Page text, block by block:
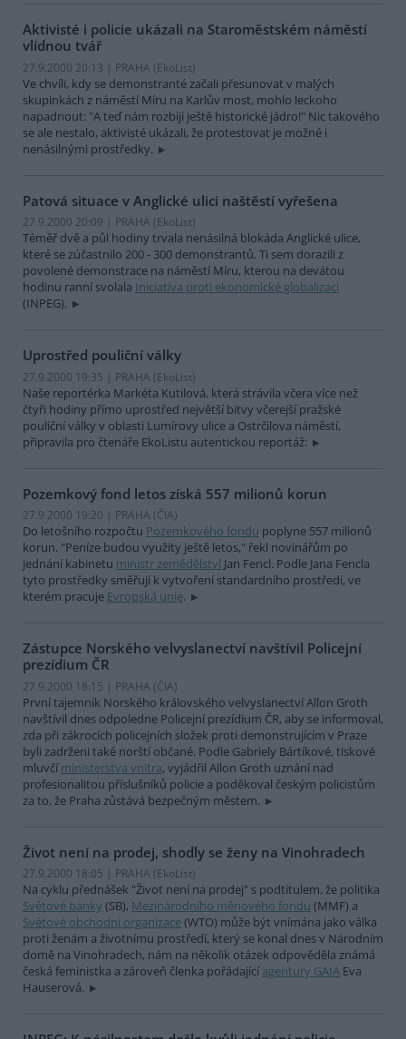
Aktivisté i policie ukázali na Staroměstském náměstí
vlídnou tvář
27.9.2000 20:13 | PRAHA (EkoList)
Ve chvíli, kdy se demonstranté začali přesunovat v malých
skupinkách z náměstí Míru na Karlův most, mohlo leckoho
napadnout: "A teď nám rozbijí ještě historické jádro!" Nic takového
se ale nestalo, aktivisté ukázali, že protestovat je možné i
nenásilnými prostředky.
Patová situace v Anglické ulici naštěstí vyřešena
27.9.2000 20:09 | PRAHA (EkoList)
Téměř dvě a půl hodiny trvala nenásilná blokáda Anglické ulice,
které se zúčastnilo 200 - 300 demonstrantů. Ti sem dorazili z
povolené demonstrace na náměstí Míru, kterou na devátou
hodinu ranní svolala Iniciativa proti ekonomické globalizaci
(INPEG).
Uprostřed pouliční války
27.9.2000 19:35 | PRAHA (EkoList)
Naše reportérka Markéta Kutilová, která strávila včera více než
čtyři hodiny přímo uprostřed největší bitvy včerejší pražské
pouliční války v oblasti Lumírovy ulice a Ostrčilova náměstí,
připravila pro čtenáře EkoListu autentickou reportáž:
Pozemkový fond letos získá 557 milionů korun
27.9.2000 19:20 | PRAHA (ČIA)
Do letošního rozpočtu Pozemkového fondu poplyne 557 milionů
korun. "Peníze budou využity ještě letos," řekl novinářům po
jednání kabinetu ministr zemědělství Jan Fencl. Podle Jana Fencla
tyto prostředky směřují k vytvoření standardního prostředí, ve
kterém pracuje Evropská unie.
Zástupce Norského velvyslanectví navštívil Policejní
prezídium ČR
27.9.2000 18:15 | PRAHA (ČIA)
První tajemník Norského královského velvyslanectví Allon Groth
navštívil dnes odpoledne Policejní prezídium ČR, aby se informoval,
zda při zákrocích policejních složek proti demonstrujícím v Praze
byli zadrženi také norští občané. Podle Gabriely Bártíkové, tiskové
mluvčí ministerstva vnitra, vyjádřil Allon Groth uznání nad
profesionalitou příslušníků policie a poděkoval českým policistům
za to, že Praha zůstává bezpečným městem.
Život není na prodej, shodly se ženy na Vinohradech
27.9.2000 18:05 | PRAHA (EkoList)
Na cyklu přednášek "Život není na prodej" s podtitulem, že politika
Světové banky (SB), Mezinárodního měnového fondu (MMF) a
Světové obchodní organizace(WTO) může být vnímána jako válka
proti ženám a životnímu prostředí, který se konal dnes v Národním
domě na Vinohradech, nám na několik otázek odpověděla známá
česká feministka a zároveň členka pořádající agentury GAIA Eva
Hauserová.